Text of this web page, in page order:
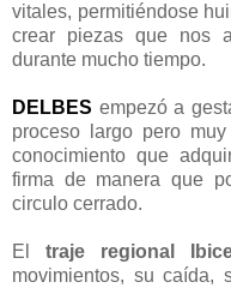
vitales, permitiéndose
crear piezas que nos
durante mucho tiempo.
DELBES empezó a
proceso largo pero
conocimiento que
firma de manera que
circulo cerrado.
El traje regional
movimientos, su caída,